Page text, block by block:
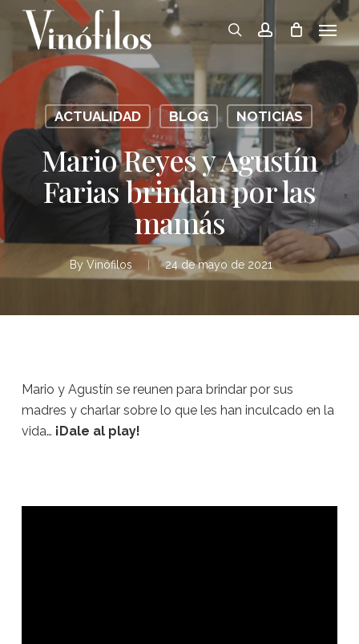
Skip
main
content
searchaccount
Menu
ACTUALIDAD BLOG NOTICIAS
Mario Reyes y Agustín
Farias brindan por las
mamás
By Vinófilos 24 de mayo de 2021
Mario y Agustín se reunen para brindar por sus
madres y charlar sobre lo que les han inculcado en la
vida… ¡Dale al play!